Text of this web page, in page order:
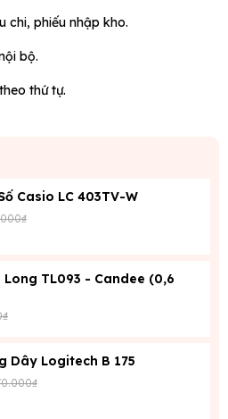
chi, phiếu nhập kho.
bộ.
thứ tự.
Casio LC 403TV-W
Long TL093 - Candee (0,6
Dây Logitech B 175